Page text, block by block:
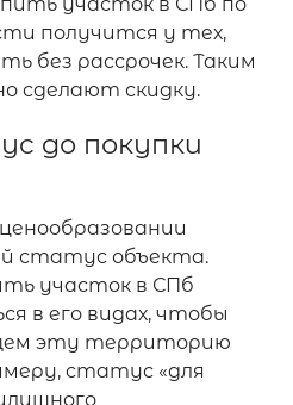
получится у тех,
без рассрочек. Таким
сделают скидку.
до покупки
статус объекта.
участок в СПб
в его видах, чтобы
эту территорию
статус «для